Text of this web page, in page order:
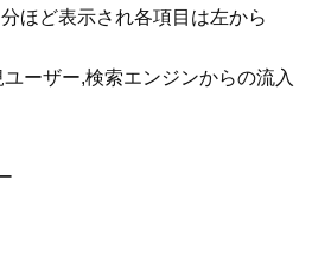
ほど表示され各項目は左から
ーザー,検索エンジンからの流入